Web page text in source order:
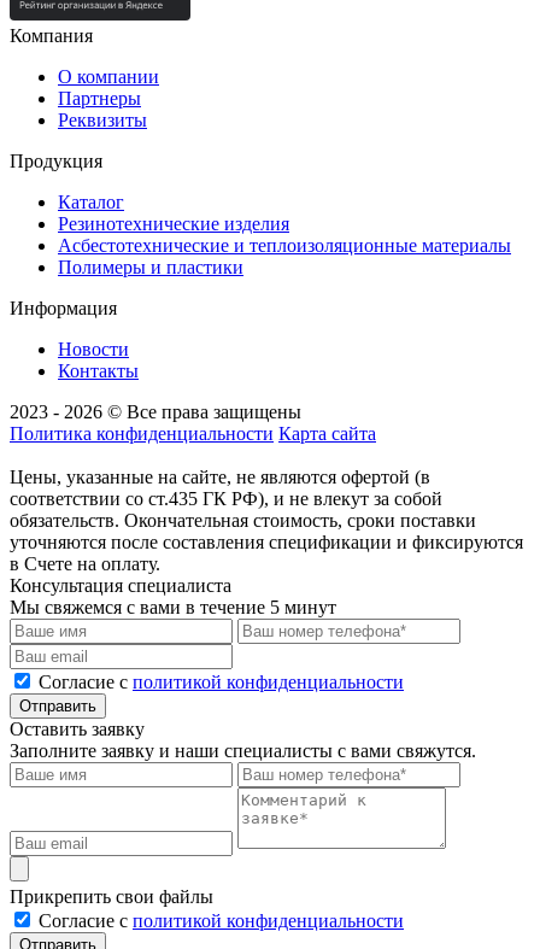
Компания
О компании
Партнеры
Реквизиты
Продукция
Каталог
Резинотехнические изделия
Асбестотехнические и теплоизоляционные материалы
Полимеры и пластики
Информация
Новости
Контакты
2023 - 2026 © Все права защищены
Политика конфиденциальности Карта сайта
Цены, указанные на сайте, не являются офертой (в
соответствии со ст.435 ГК РФ), и не влекут за собой
обязательств. Окончательная стоимость, сроки поставки
уточняются после составления спецификации и фиксируются
в Счете на оплату.
Консультация специалиста
Мы свяжемся с вами в течение 5 минут
Cогласие с политикой конфиденциальности
Отправить
Оставить заявку
Заполните заявку и наши специалисты с вами свяжутся.
Прикрепить свои файлы
Cогласие с политикой конфиденциальности
Отправить